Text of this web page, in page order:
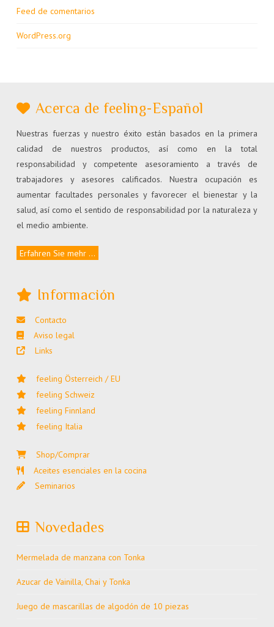
Feed de comentarios
WordPress.org
Acerca de feeling-Español
Nuestras fuerzas y nuestro éxito están basados en la primera
calidad de nuestros productos, así como en la total
responsabilidad y competente asesoramiento a través de
trabajadores y asesores calificados. Nuestra ocupación es
aumentar facultades personales y favorecer el bienestar y la
salud, así como el sentido de responsabilidad por la naturaleza y
el medio ambiente.
Erfahren Sie mehr ...
Información
Contacto
Aviso legal
Links
feeling Österreich / EU
feeling Schweiz
feeling Finnland
feeling Italia
Shop/Comprar
Aceites esenciales en la cocina
Seminarios
Novedades
Mermelada de manzana con Tonka
Azucar de Vainilla, Chai y Tonka
Juego de mascarillas de algodón de 10 piezas